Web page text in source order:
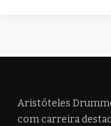
Aristóteles
com carreira